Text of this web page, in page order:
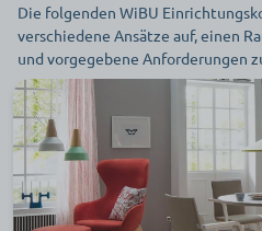
Die folgenden WiBU
verschiedene Ansätze auf, einen
und vorgegebene Anforderungen